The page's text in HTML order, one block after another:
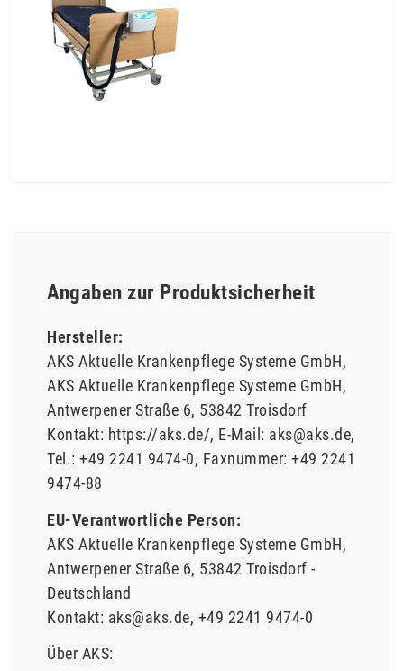
Angaben zur Produktsicherheit
Hersteller:
AKS Aktuelle Krankenpflege Systeme GmbH
AKS Aktuelle Krankenpflege Systeme GmbH
Antwerpener Straße 6 53842 Troisdorf
Kontakt: https://aks.de/ E-Mail: aks@aks.de
Tel.: +49 2241 9474-0 Faxnummer: +49 2241
9474-88
EU-Verantwortliche Person:
AKS Aktuelle Krankenpflege Systeme GmbH
Antwerpener Straße 6 53842 Troisdorf
Deutschland
Kontakt: aks@aks.de +49 2241 9474-0
Über AKS: